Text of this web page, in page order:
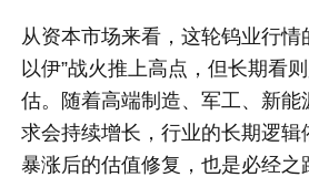
从资本市场来看，这轮钨业行情
以伊”战火推上高点，但长期看
估。随着高端制造、军工、新能
求会持续增长，行业的长期逻辑
暴涨后的估值修复，也是必经之